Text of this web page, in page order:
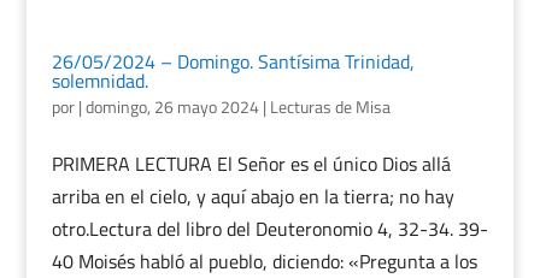
26/05/2024 – Domingo. Santísima Trinidad,
solemnidad.
por|domingo, 26 mayo 2024| Lecturas de Misa
PRIMERA LECTURA El Señor es el único Dios allá
arriba en el cielo, y aquí abajo en la tierra; no hay
otro.Lectura del libro del Deuteronomio 4, 32-34. 39-
40 Moisés habló al pueblo, diciendo: «Pregunta a los